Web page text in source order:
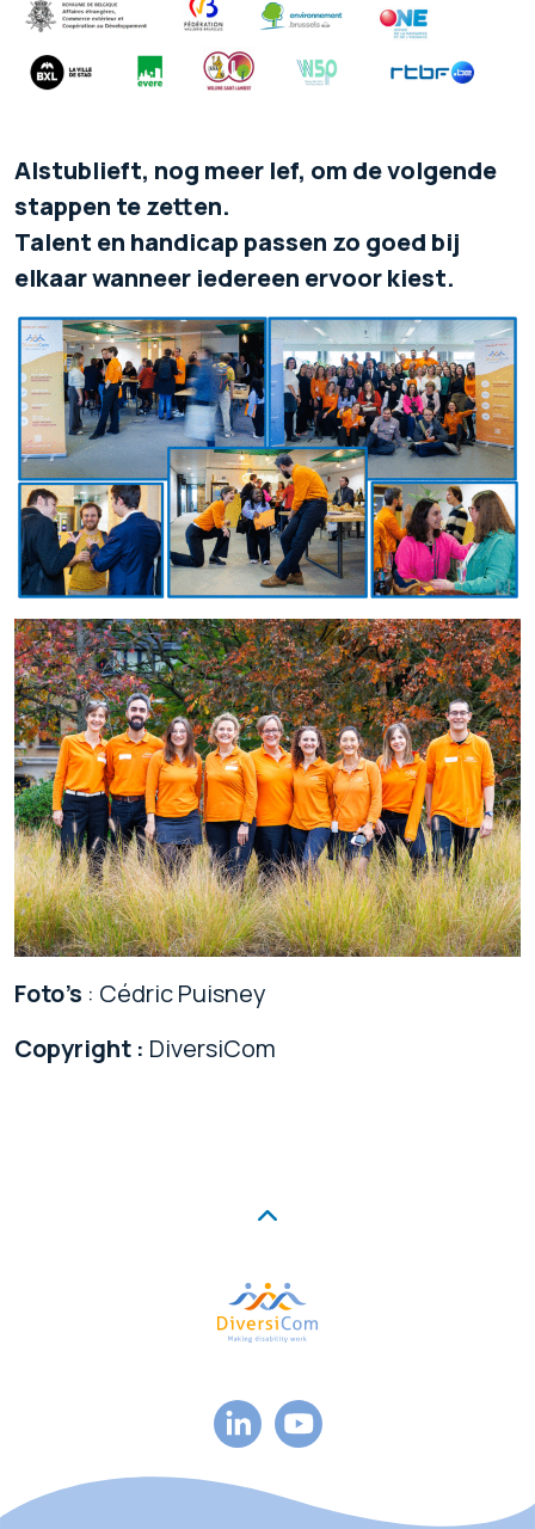
Alstublieft, nog meer lef, om de volgende
stappen te zetten.
Talent en handicap passen zo goed bij
elkaar wanneer iedereen ervoor kiest.
Foto’s : Cédric Puisney
Copyright : DiversiCom